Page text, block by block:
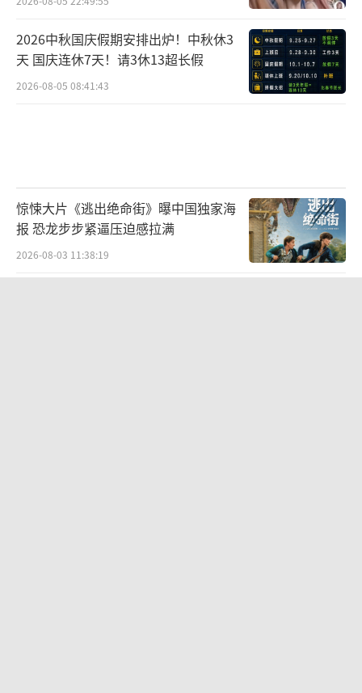
2026中秋国庆假期安排出炉！中秋休3
天 国庆连休7天！请3休13超长假
2026-08-05 08:41:43
惊悚大片《逃出绝命街》曝中国独家海
报 恐龙步步紧逼压迫感拉满
2026-08-03 11:38:19